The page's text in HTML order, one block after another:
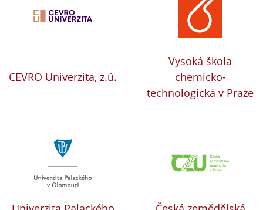
CEVRO Univerzita, z.ú.
Vysoká škola
chemicko-
technologická v Praze